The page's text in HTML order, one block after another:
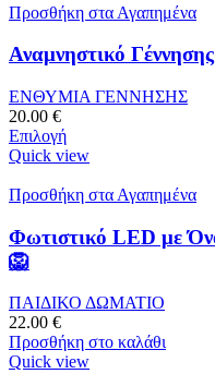
Προσθήκη στα Αγαπημένα
Αναμνηστικό
ΕΝΘΥΜΙΑ ΓΕΝΝΗΣΗΣ
20.00 €
Επιλογή
Quick view
Προσθήκη στα Αγαπημένα
Φωτιστικό LED με
🦁
ΠΑΙΔΙΚΟ ΔΩΜΑΤΙΟ
22.00 €
Προσθήκη στο καλάθι
Quick view